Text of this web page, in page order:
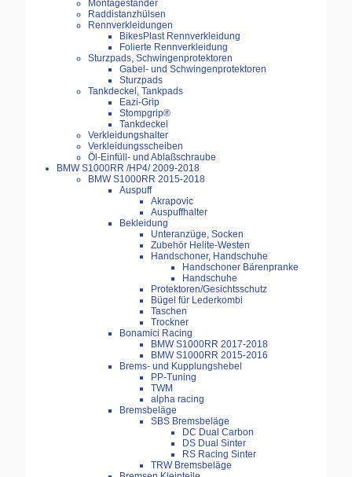
Montageständer
Raddistanzhülsen
Rennverkleidungen
BikesPlast Rennverkleidung
Folierte Rennverkleidung
Sturzpads, Schwingenprotektoren
Gabel- und Schwingenprotektoren
Sturzpads
Tankdeckel, Tankpads
Eazi-Grip
Stompgrip®
Tankdeckel
Verkleidungshalter
Verkleidungsscheiben
Öl-Einfüll- und Ablaßschraube
BMW S1000RR /HP4/ 2009-2018
BMW S1000RR 2015-2018
Auspuff
Akrapovic
Auspuffhalter
Bekleidung
Unteranzüge, Socken
Zubehör Helite-Westen
Handschoner, Handschuhe
Handschoner Bärenpranke
Handschuhe
Protektoren/Gesichtsschutz
Bügel für Lederkombi
Taschen
Trockner
Bonamici Racing
BMW S1000RR 2017-2018
BMW S1000RR 2015-2016
Brems- und Kupplungshebel
PP-Tuning
TWM
alpha racing
Bremsbeläge
SBS Bremsbeläge
DC Dual Carbon
DS Dual Sinter
RS Racing Sinter
TRW Bremsbeläge